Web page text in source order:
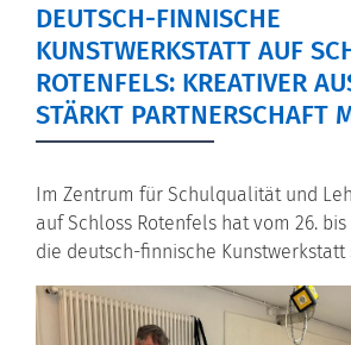
DEUTSCH-FINNISCHE
KUNSTWERKSTATT AUF
ROTENFELS: KREATIVER
STÄRKT PARTNERSCHAFT
Im Zentrum für Schulqualität und
auf Schloss Rotenfels hat vom 26.
die deutsch-finnische